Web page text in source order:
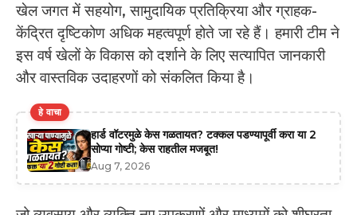
खेल जगत में सहयोग, सामुदायिक प्रतिक्रिया और ग्राहक-
केंद्रित दृष्टिकोण अधिक महत्वपूर्ण होते जा रहे हैं। हमारी टीम ने
इस वर्ष खेलों के विकास को दर्शाने के लिए सत्यापित जानकारी
और वास्तविक उदाहरणों को संकलित किया है।
हे वाचा
हार्ड वॉटरमुळे केस गळतायत? टक्कल पडण्यापूर्वी करा या 2
सोप्या गोष्टी; केस राहतील मजबूत!
Aug 7, 2026